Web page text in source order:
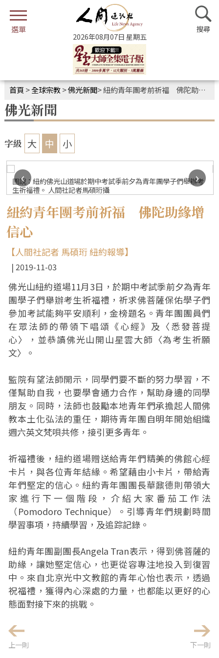
2026年08月07日 星期五
首頁 >全球宗教>佛光新聞>紐約青年團考前祈福 佛陀助緣增信心
佛光新聞
字級 大 中 小
圖說：紐約佛光山道場於期中考試季前夕為青年團學子們舉辦考
生祈福禮。 人間社記者馬碩珩攝
‹
›
紐約青年團考前祈福 佛陀助緣增
信心
【人間社記者 馬碩珩 紐約報導】
2019-11-03
佛光山紐約道場11月3日，於期中考試季前夕為青年
團學子們舉辦考生祈福禮，祈求佛菩薩保佑學子們
參加考試能夠平安順利，金榜題名。青年團團員們
在眾法師的帶領下唱頌《心經》及〈悉發菩提
心〉，並恭讀佛光山開山星雲大師〈為考生祈願
文〉。
監院有望法師開示，同學們要不斷的努力學習，不
僅幫助自我，也要學會通力合作，幫助身邊的同學
朋友。同時，法師也鼓勵本地青年們承擔起人間佛
教本土化弘法的重任，期待青年團自明年開始組織
週六英文梵唄共修，接引更多青年。
祈福禮後，紐約道場贈送給青年們精美的佛館心經
卡片，與各位青年結緣。希望藉由小卡片，帶給青
年們堅定的信心。紐約青年團團長華鼐德則帶領大
家進行下一個階段，介紹大家番茄工作法
（Pomodoro Technique）。引導青年們規劃時間
學習事項，持續學習，及追踪記錄。
紐約青年團副團長Angela Tran表示，得到佛菩薩的
助緣，讓她堅定信心，也更從容專注地投入到復習
中。來自北京光中文教館的青年心怡也表示，透過
祝福禮，獲得內心深處的力量，也都能以更好的心
態面對接下來的挑戰。
上一則 下一則